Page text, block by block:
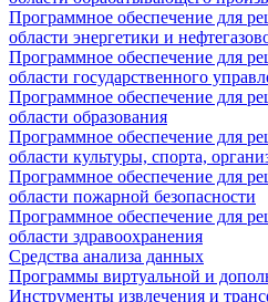
Программное обеспечение для
области энергетики и
Программное обеспечение для
области государственного
Программное обеспечение для
области образования
Программное обеспечение для
области культуры, спорта,
Программное обеспечение для
области пожарной безопасности
Программное обеспечение для
области здравоохранения
Средства анализа данных
Программы виртуальной и
Инструменты извлечения и